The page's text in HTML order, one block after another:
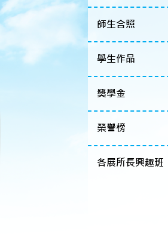
師生合照
學生作品
獎學金
榮譽榜
各展所長興趣班